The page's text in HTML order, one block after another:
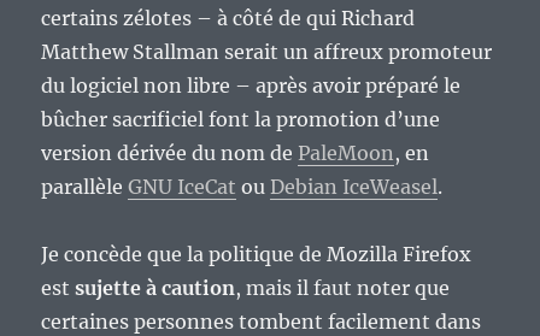
t-
encore
un
intérêt
certains zélotes – à côté de qui Richard
Matthew Stallman serait un affreux promoteur
du logiciel non libre – après avoir préparé le
bûcher sacrificiel font la promotion d’une
version dérivée du nom de PaleMoon, en
parallèleGNU IceCat ouDebian IceWeasel.
Je concède que la politique de Mozilla Firefox
estsujette à caution, mais il faut noter que
certaines personnes tombent facilement dans